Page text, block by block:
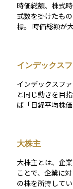
時価総額、株式
式数を掛けたも
標。 時価総額が
インデックス
インデックスフ
と同じ動きを目
ば「日経平均株
め、手数料が比
とっては、安定
ドの一つです。
大株主
大株主とは、企
ことで、企業に
の株を所持して